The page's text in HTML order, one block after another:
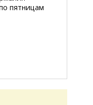
пятницам